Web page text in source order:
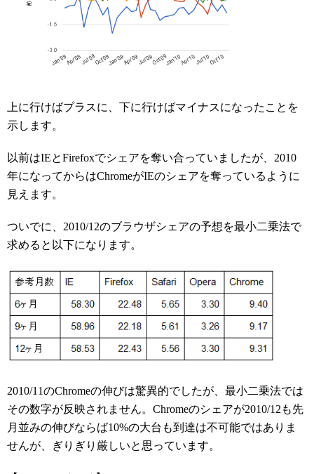
上に行けばプラスに、下に行けばマイナスになったことを
示します。
以前はIEとFirefoxでシェアを奪い合っていましたが、2010
年になってからはChromeがIEのシェアを奪っているように
見えます。
ついでに、2010/12のブラウザシェアの予想を最小二乗法で
求めると以下になります。
2010/11のChromeの伸びは驚異的でしたが、最小二乗法では
その数字が反映されません。Chromeのシェアが2010/12も先
月並みの伸びならば10%の大台も到達は不可能ではありま
せんが、ぎりぎり厳しいと思っています。